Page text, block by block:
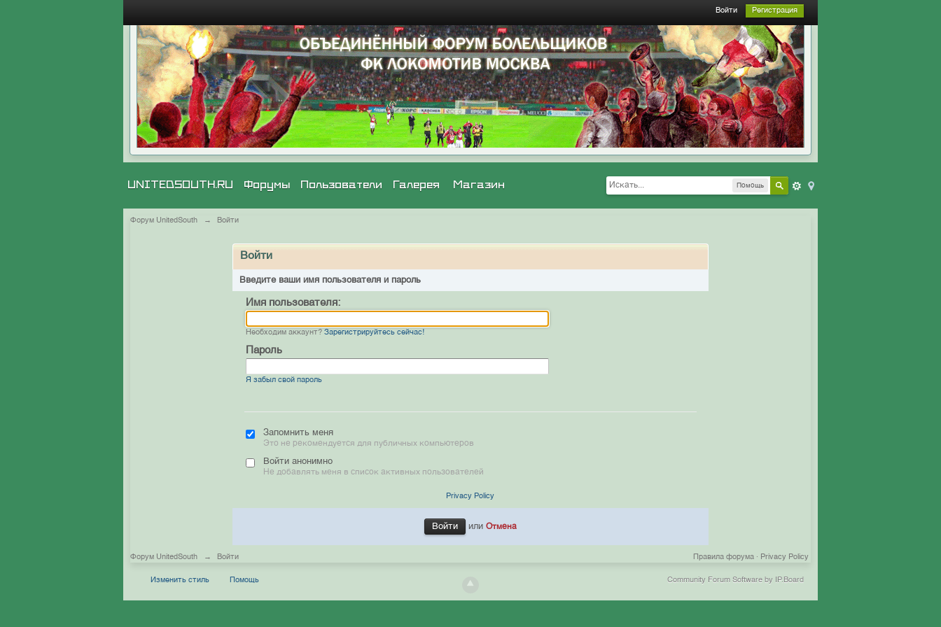
Войти Регистрация
Помощь
UNITEDSOUTH.RU Галерея Магазин
Форумы Пользователи
Форум UnitedSouth → Войти
Войти
Введите ваши имя пользователя и пароль
Имя пользователя:
Необходим аккаунт? Зарегистрируйтесь сейчас!
Пароль
Я забыл свой пароль
Запомнить меня
Это не рекомендуется для публичных компьютеров
Войти анонимно
Не добавлять меня в список активных пользователей
Privacy Policy
или Отмена
Форум UnitedSouth → Войти Privacy Policy
Правила форума ·
Изменить стиль Помощь Community Forum Software by IP.Board